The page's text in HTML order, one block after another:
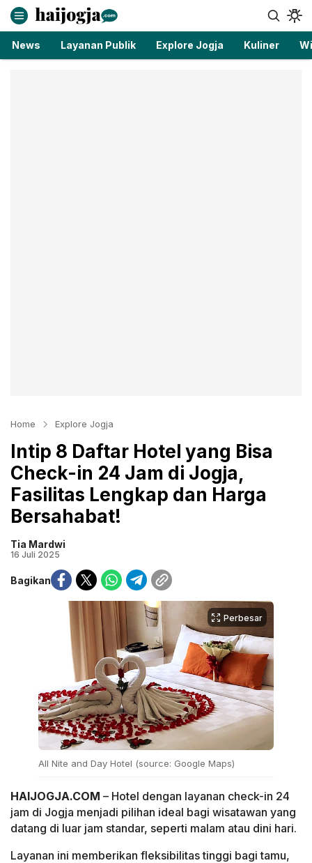
haijogja.com
Berita Jogja Terbaru dan Terkini
News Layanan Publik Explore Jogja Kuliner
Home Explore Jogja
Intip 8 Daftar Hotel yang Bisa
Check-in 24 Jam di Jogja,
Fasilitas Lengkap dan Harga
Bersahabat!
Tia Mardwi
16 Juli 2025
Bagikan
Perbesar
All Nite and Day Hotel (source: Google Maps)
HAIJOGJA.COM – Hotel dengan layanan check-in 24
jam di Jogja menjadi pilihan ideal bagi wisatawan yang
datang di luar jam standar, seperti malam atau dini hari.
Layanan ini memberikan fleksibilitas tinggi bagi tamu,